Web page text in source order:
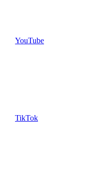
YouTube
TikTok